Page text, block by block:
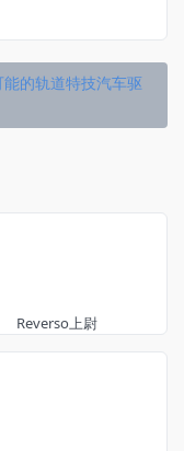
能的轨道特技汽车驱
Reverso上尉